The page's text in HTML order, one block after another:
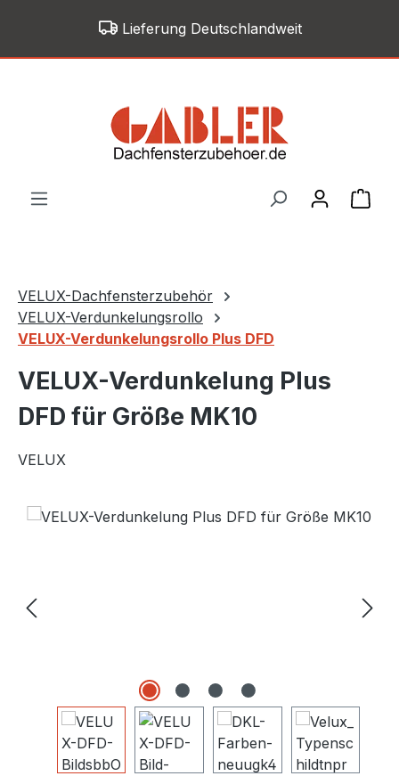
Zum Hauptinhalt springenLieferung Deutschlandweit
VELUX-Dachfensterzubehör
VELUX-Verdunkelungsrollo
VELUX-Verdunkelungsrollo Plus DFD
VELUX-Verdunkelung Plus
DFD für Größe MK10
VELUX
Bildergalerie überspringen